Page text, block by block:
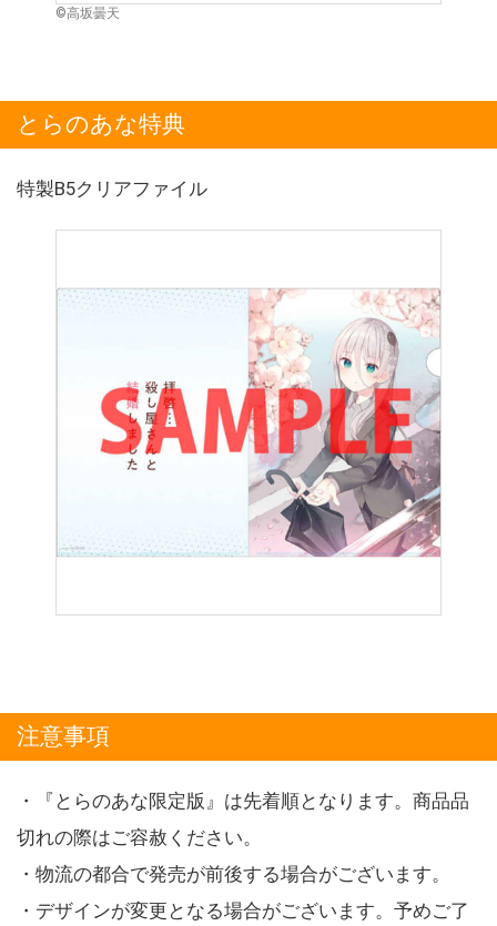
©高坂曇天
とらのあな特典
特製B5クリアファイル
注意事項
・『とらのあな限定版』は先着順となります。商品品
切れの際はご容赦ください。
・物流の都合で発売が前後する場合がございます。
・デザインが変更となる場合がございます。予めご了